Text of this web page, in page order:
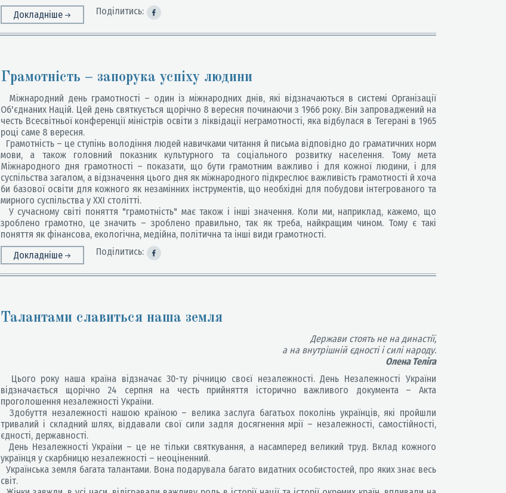
Докладніше
Поділитись:
Грамотність – запорука успіху людини
Міжнародний день грамотності – один із міжнародних днів, які відзначаються в системі Організації
Об'єднаних Націй. Цей день святкується щорічно 8 вересня починаючи з 1966 року. Він запроваджений на
честь Всесвітньої конференції міністрів освіти з ліквідації неграмотності, яка відбулася в Тегерані в 1965
році саме 8 вересня.
Грамотність – це ступінь володіння людей навичками читання й письма відповідно до граматичних норм
мови, а також головний показник культурного та соціального розвитку населення. Тому мета
Міжнародного дня грамотності – показати, що бути грамотним важливо і для кожної людини, і для
суспільства загалом, а відзначення цього дня як міжнародного підкреслює важливість грамотності й хоча
би базової освіти для кожного як незамінних інструментів, що необхідні для побудови інтегрованого та
мирного суспільства у ХХІ столітті.
У сучасному світі поняття "грамотність" має також і інші значення. Коли ми, наприклад, кажемо, що
зроблено грамотно, це значить – зроблено правильно, так як треба, найкращим чином. Тому є такі
поняття як фінансова, екологічна, медійна, політична та інші види грамотності.
Докладніше
Поділитись:
Талантами славиться наша земля
Держави стоять не на династії,
а на внутрішній єдності і силі народу.
Олена Теліга
Цього року наша країна відзначає 30-ту річницю своєї незалежності. День Незалежності України
відзначається щорічно 24 серпня на честь прийняття історично важливого документа – Акта
проголошення незалежності України.
Здобуття незалежності нашою країною – велика заслуга багатьох поколінь українців, які пройшли
тривалий і складний шлях, віддавали свої сили задля досягнення мрії – незалежності, самостійності,
єдності, державності.
День Незалежності України – це не тільки святкування, а насамперед великий труд. Вклад кожного
українця у скарбницю незалежності – неоціненний.
Українська земля багата талантами. Вона подарувала багато видатних особистостей, про яких знає весь
світ.